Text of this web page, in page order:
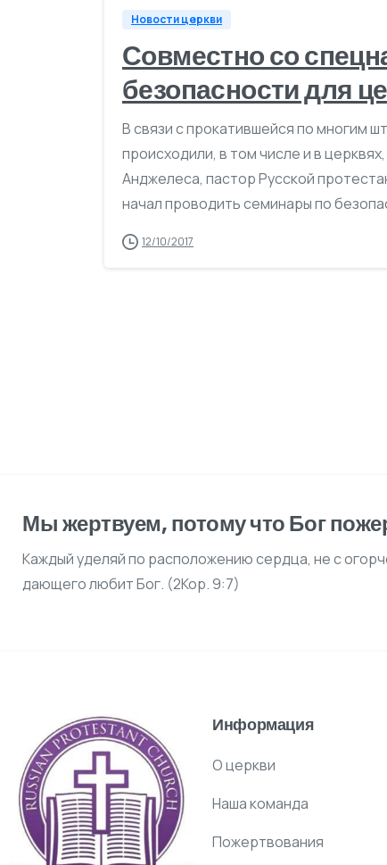
Новости церкви
Совместно со
безопасности для
В связи с прокатившейся по многим
происходили, в том числе и в
Анджелеса, пастор Русской
начал проводить семинары по
12/10/2017
Мы жертвуем, потому что Бог
Каждый уделяй по расположению сердца, не с
дающего любит Бог. (2Кор. 9:7)
Информация
О церкви
Наша команда
Пожертвования